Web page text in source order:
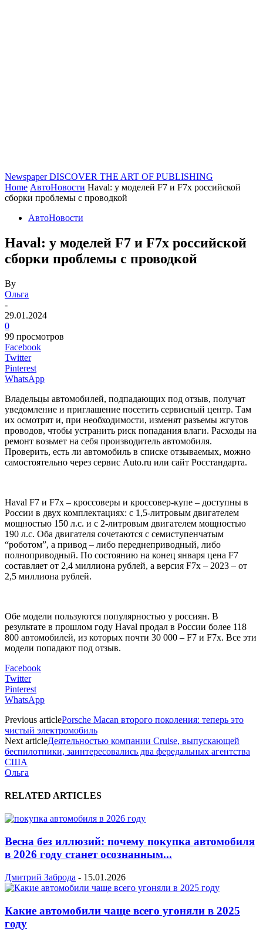
Newspaper DISCOVER THE ART OF PUBLISHING
Home АвтоНовости Haval: у моделей F7 и F7x российской
сборки проблемы с проводкой
АвтоНовости
Haval: у моделей F7 и F7x российской
сборки проблемы с проводкой
By
Ольга
-
29.01.2024
0
99 просмотров
Facebook
Twitter
Pinterest
WhatsApp
Владельцы автомобилей, подпадающих под отзыв, получат
уведомление и приглашение посетить сервисный центр. Там
их осмотрят и, при необходимости, изменят разъемы жгутов
проводов, чтобы устранить риск попадания влаги. Расходы на
ремонт возьмет на себя производитель автомобиля.
Проверить, есть ли автомобиль в списке отзываемых, можно
самостоятельно через сервис Auto.ru или сайт Росстандарта.
Haval F7 и F7x – кроссоверы и кроссовер-купе – доступны в
России в двух комплектациях: с 1,5-литровым двигателем
мощностью 150 л.с. и с 2-литровым двигателем мощностью
190 л.с. Оба двигателя сочетаются с семиступенчатым
“роботом”, а привод – либо переднеприводный, либо
полноприводный. По состоянию на конец января цена F7
составляет от 2,4 миллиона рублей, а версия F7x – 2023 – от
2,5 миллиона рублей.
Обе модели пользуются популярностью у россиян. В
результате в прошлом году Haval продал в России более 118
800 автомобилей, из которых почти 30 000 – F7 и F7x. Все эти
модели попадают под отзыв.
Facebook
Twitter
Pinterest
WhatsApp
Previous articlePorsche Macan второго поколения: теперь это
чистый электромобиль
Next articleДеятельностью компании Cruise, выпускающей
беспилотники, заинтересовались два фередальных агентства
США
Ольга
RELATED ARTICLES
Весна без иллюзий: почему покупка автомобиля
в 2026 году станет осознанным...
Дмитрий Заброда - 15.01.2026
Какие автомобили чаще всего угоняли в 2025
году